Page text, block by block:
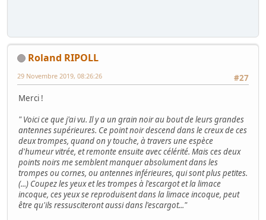
Roland RIPOLL
#27
29 Novembre 2019, 08:26:26
Merci !
" Voici ce que j'ai vu. Il y a un grain noir au bout de leurs grandes
antennes supérieures. Ce point noir descend dans le creux de ces
deux trompes, quand on y touche, à travers une espèce
d'humeur vitrée, et remonte ensuite avec célérité. Mais ces deux
points noirs me semblent manquer absolument dans les
trompes ou cornes, ou antennes inférieures, qui sont plus petites.
(...) Coupez les yeux et les trompes à l'escargot et la limace
incoque, ces yeux se reproduisent dans la limace incoque, peut
être qu'ils ressusciteront aussi dans l'escargot..."